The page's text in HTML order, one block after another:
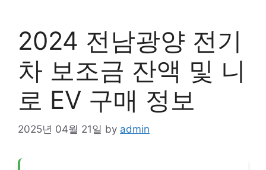
2024 전남광양 전기
차 보조금 잔액 및 니
로 EV 구매 정보
2025년 04월 21일 by admin